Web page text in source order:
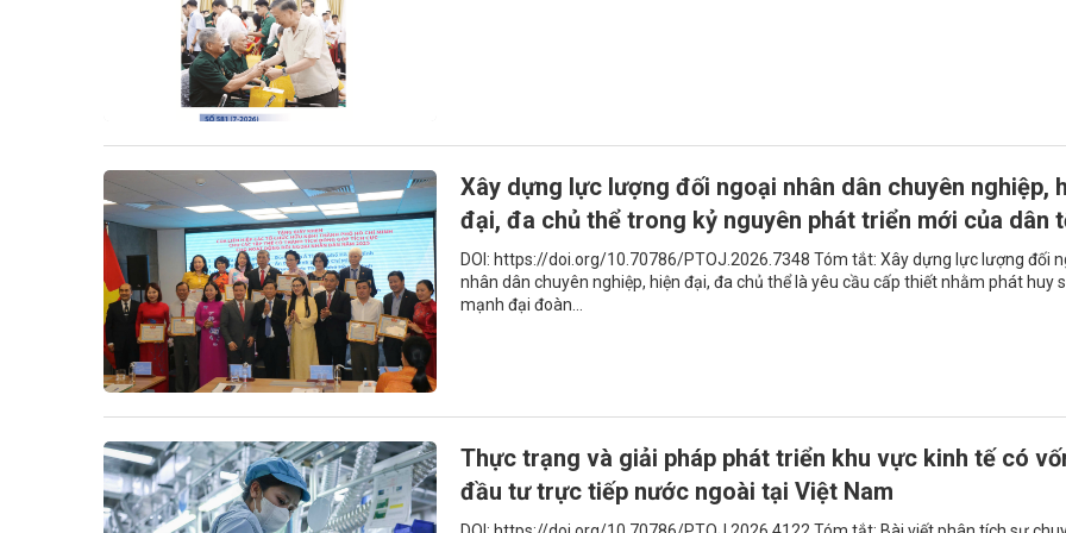
Xây dựng lực lượng đối ngoại nhân dân chuyên nghiệp,
đại, đa chủ thể trong kỷ nguyên phát triển mới của dân
DOI: https://doi.org/10.70786/PTOJ.2026.7348 Tóm tắt: Xây dựng lực lượng đối
nhân dân chuyên nghiệp, hiện đại, đa chủ thể là yêu cầu cấp thiết nhằm phát huy
mạnh đại đoàn...
Thực trạng và giải pháp phát triển khu vực kinh tế có
đầu tư trực tiếp nước ngoài tại Việt Nam